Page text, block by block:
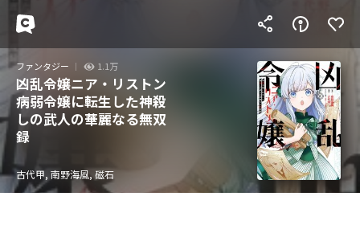
ファンタジー 1.1万
凶乱令嬢ニア・リストン
病弱令嬢に転生した神殺
しの武人の華麗なる無双
録
古代甲, 南野海風, 磁石